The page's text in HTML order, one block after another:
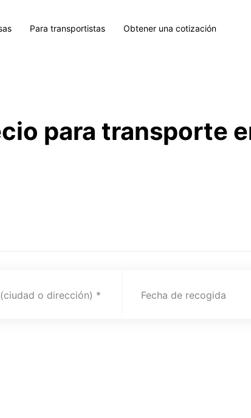
Para transportistas Obtener una cotización
para transporte
o dirección) Fecha de recogida